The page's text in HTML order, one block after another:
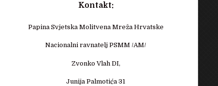
Kontakt:
Papina Svjetska Molitvena Mreža Hrvatske
Nacionalni ravnatelj PSMM /AM/
Zvonko Vlah DI,
Junija Palmotića 31